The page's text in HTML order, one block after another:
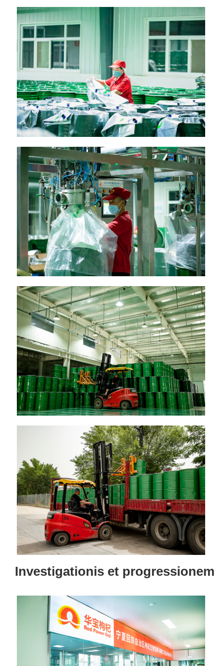
Investigationis et progressionem